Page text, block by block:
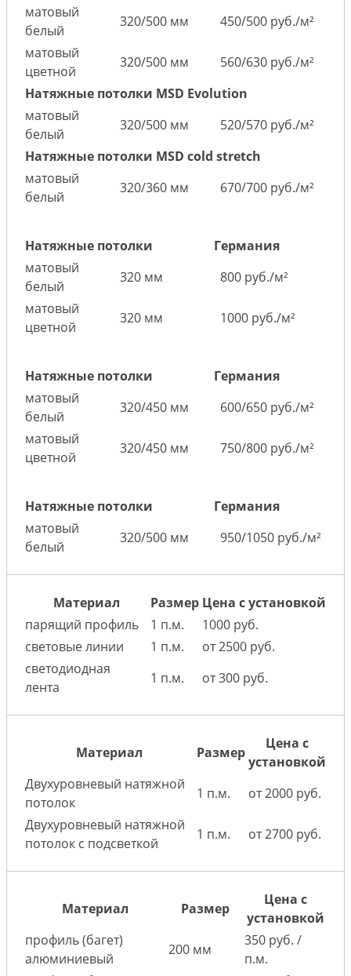
матовый
белый
320/500 мм
450/500 руб./м²
матовый
цветной
320/500 мм
560/630 руб./м²
Натяжные потолки MSD Evolution
матовый
белый
320/500 мм
520/570 руб./м²
Натяжные потолки MSD cold stretch
матовый
белый
320/360 мм 670/700 руб./м²
Натяжные потолки
Германия
матовый
белый
320 мм
800 руб./м²
матовый
цветной
320 мм 1000 руб./м²
Натяжные потолки
Германия
матовый
белый
320/450 мм
600/650 руб./м²
матовый
цветной
320/450 мм 750/800 руб./м²
Натяжные потолки
Германия
матовый
белый
320/500 мм 950/1050 руб./м²
Материал Размер Цена с установкой
парящий профиль
1 п.м.
1000 руб.
световые линии
1 п.м.
от 2500 руб.
светодиодная
лента
1 п.м. от 300 руб.
Материал Размер
Цена с
установкой
Двухуровневый натяжной
потолок
1 п.м.
от 2000 руб.
Двухуровневый натяжной
потолок с подсветкой
1 п.м. от 2700 руб.
Материал Размер
Цена с
установкой
профиль (багет)
алюминиевый
200 мм
350 руб. /
п.м.